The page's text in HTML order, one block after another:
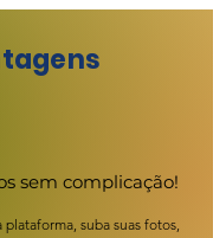
sem complicação!
suba suas fotos,